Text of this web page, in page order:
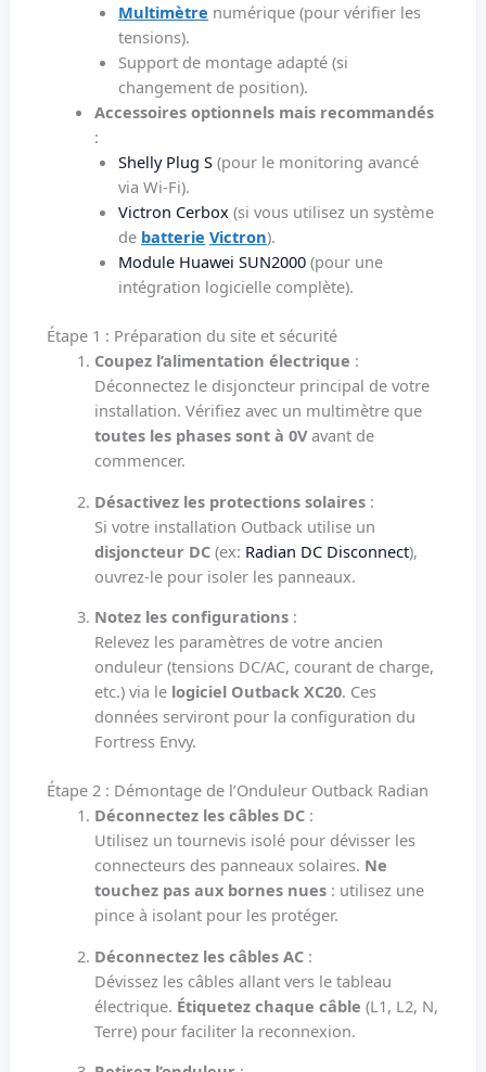
Multimètre numérique (pour vérifier les
tensions).
Support de montage adapté (si
changement de position).
Accessoires optionnels mais recommandés
:
Shelly Plug S (pour le monitoring avancé
via Wi-Fi).
Victron Cerbox (si vous utilisez un système
de batterie Victron).
Module Huawei SUN2000 (pour une
intégration logicielle complète).
Étape 1 : Préparation du site et sécurité
Coupez l’alimentation électrique :
Déconnectez le disjoncteur principal de votre
installation. Vérifiez avec un multimètre que
toutes les phases sont à 0Vavant de
commencer.
Désactivez les protections solaires :
Si votre installation Outback utilise un
disjoncteur DC (ex: Radian DC Disconnect),
ouvrez-le pour isoler les panneaux.
Notez les configurations :
Relevez les paramètres de votre ancien
onduleur (tensions DC/AC, courant de charge,
etc.) via le logiciel Outback XC20. Ces
données serviront pour la configuration du
Fortress Envy.
Étape 2 : Démontage de l’Onduleur Outback Radian
Déconnectez les câbles DC :
Utilisez un tournevis isolé pour dévisser les
connecteurs des panneaux solaires. Ne
touchez pas aux bornes nues : utilisez une
pince à isolant pour les protéger.
Déconnectez les câbles AC :
Dévissez les câbles allant vers le tableau
électrique. Étiquetez chaque câble (L1, L2, N,
Terre) pour faciliter la reconnexion.